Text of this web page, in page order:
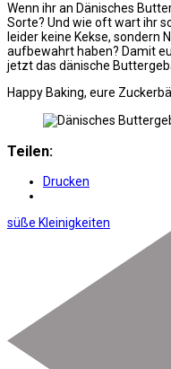
Wenn ihr an Dänisches
Sorte? Und wie oft wart ihr
leider keine Kekse, sondern
aufbewahrt haben? Damit
jetzt das dänische
Happy Baking, eure
Teilen:
Drucken
süße Kleinigkeiten